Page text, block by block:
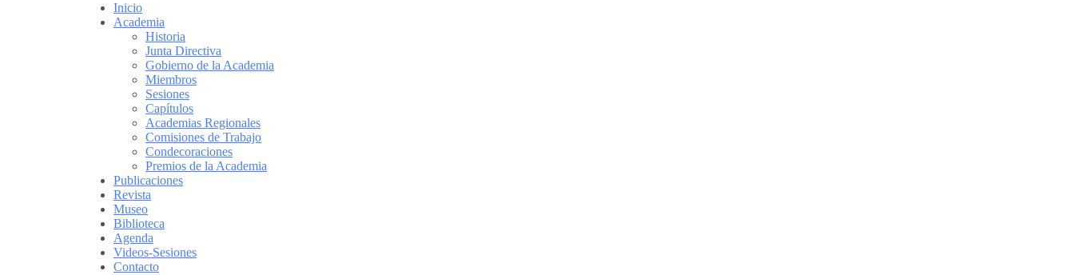
Inicio
Academia
Historia
Junta Directiva
Gobierno de la Academia
Miembros
Sesiones
Capítulos
Academias Regionales
Comisiones de Trabajo
Condecoraciones
Premios de la Academia
Publicaciones
Revista
Museo
Biblioteca
Agenda
Videos-Sesiones
Contacto